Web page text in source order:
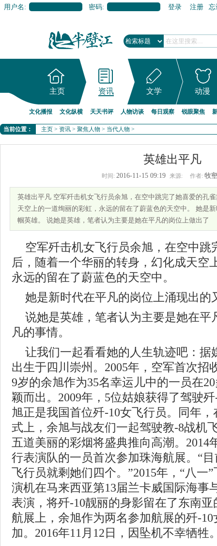
用户名: 密码: 登录 注册 忘
主页 资讯 文学 动漫
文化播报 文化纵横 天天书评 人物访谈 每日观察 锐眼聚焦
当前位置： 主页 > 资讯 > 聚焦人物 > 当代人物 >
英雄出平凡
时间: 2016-11-15 09:19 来源: 作者: 牧
英雄出平凡 空军歼击机女飞行员余旭，在空中跳完了她喜爱的孔
天空上的一道绚丽的彩虹，永远的留在了蔚蓝色的天空中。 她是
帼英雄。 说她是英雄，笔者认为主要是她在平凡的岗位上做出了
空军歼击机女飞行员余旭，在空中跳
后，随着一个华丽的转身，幻化成天空
永远的留在了蔚蓝色的天空中。
她是新时代在平凡的岗位上涌现出的
说她是英雄，笔者认为主要是她在平
凡的事情。
让我们一起看看她的人生轨迹吧：据
出生于四川崇州。2005年，空军首次招
9岁的余旭作为35名幸运儿中的一员在
颖而出。2009年，5位姑娘获得了驾驶
旭正是我国首位歼-10女飞行员。同年
式上，余旭与战友们一起驾驶教-8战机
五道美丽的彩烟将盛典推向高潮。2014
行表演队的一员首次参加珠海航展。“
飞行员就剩她们四个。”2015年，“八一
演机在马来西亚第13届兰卡威国际海事
表演，将歼-10靓丽的身影留在了东南亚
航展上，余旭作为两名参加航展的歼-
加。2016年11月12日，因坠机不幸牺牲